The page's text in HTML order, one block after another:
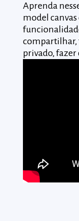
Aprenda
model canvas
compartilhar,
privado,